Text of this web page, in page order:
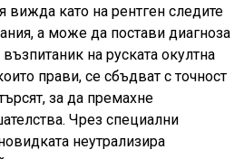
вижда като на рентген следите
а може да постави диагноза
на руската окултна
прави, се сбъдват с точност
за да премахне
Чрез специални
неутрализира